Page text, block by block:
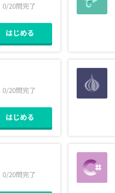
インタビュー
学校
契約
0/20問完了
はじめる
0/20問完了
はじめる
0/20問完了